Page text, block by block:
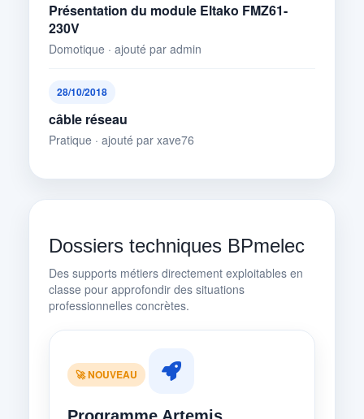
Présentation du module Eltako FMZ61-
230V
Domotique · ajouté par admin
28/10/2018
câble réseau
Pratique · ajouté par xave76
Dossiers techniques BPmelec
Des supports métiers directement exploitables en
classe pour approfondir des situations
professionnelles concrètes.
🚀 NOUVEAU